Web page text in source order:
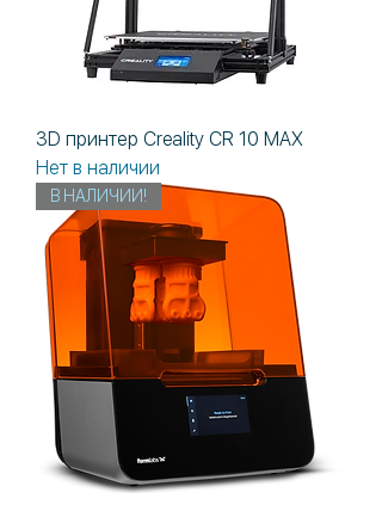
3D принтер Creality CR 10 MAX
Нет в наличии
В НАЛИЧИИ!